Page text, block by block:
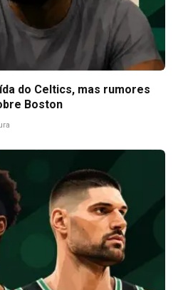
do Celtics, mas rumores
Boston